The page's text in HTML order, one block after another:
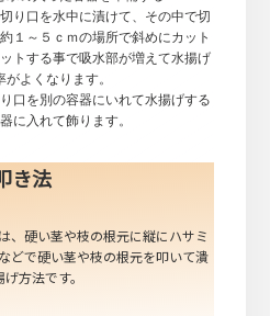
切り口を水中に漬けて、その中で切
１～５ｃｍの場所で斜めにカット
トする事で吸水部が増えて水揚げ
がよくなります。
り口を別の容器にいれて水揚げする
に入れて飾ります。
き法
、硬い茎や枝の根元に縦にハサミ
どで硬い茎や枝の根元を叩いて潰
方法です。